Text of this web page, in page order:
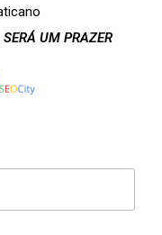
UM PRAZER